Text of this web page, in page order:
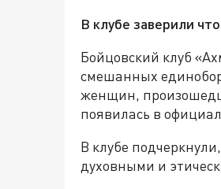
В клубе заверили
Бойцовский клуб
смешанных
женщин,
появилась в
В клубе
духовными и